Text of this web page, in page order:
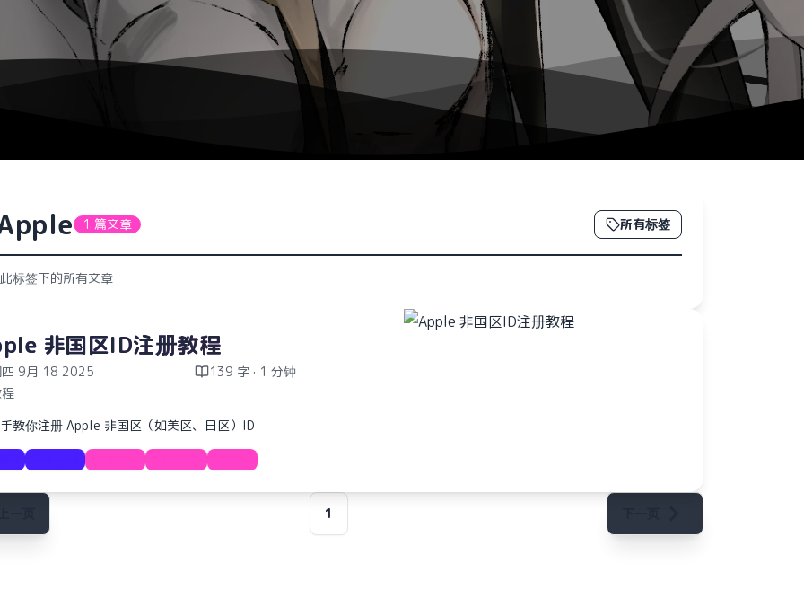
1 篇文章 所有标签
标签下的所有文章
非国区ID注册教程
9月 18 2025
139 字 · 1 分钟
教你注册 Apple 非国区（如美区、日区）ID
1